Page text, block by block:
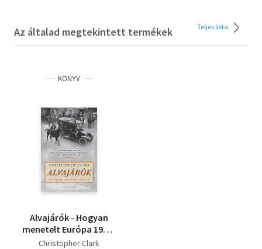
Az általad megtekintett termékek Teljes lista
KÖNYV
Alvajárók - Hogyan
menetelt Európa 1914-
ben a háború felé
Christopher Clark